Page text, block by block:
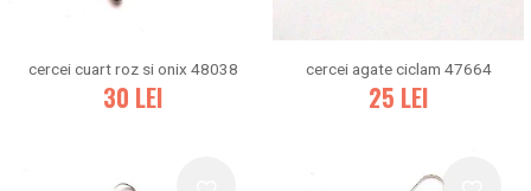
cercei cuart roz si onix 48038
30 LEI
cercei agate ciclam 47664
25 LEI